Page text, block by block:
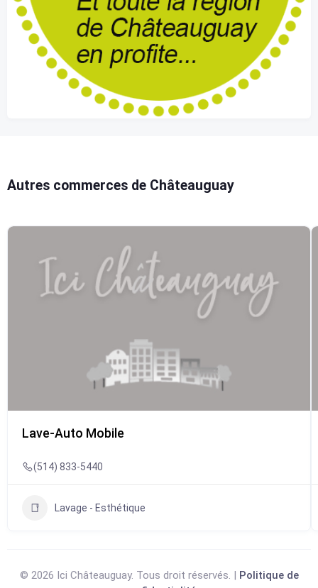
Autres commerces de Châteauguay
Lave-Auto Mobile
(514) 833-5440
Lavage - Esthétique
© 2026 Ici Châteauguay. Tous droit réservés. | Politique de